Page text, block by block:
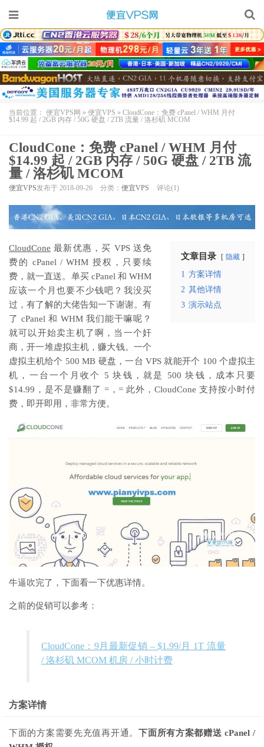
当前位置： 便宜VPS网 » 便宜VPS » CloudCone：免费 cPanel / WHM 月付
$14.99 起 / 2GB 内存 / 50G 硬盘 / 2TB 流量 / 洛杉矶 MCOM
CloudCone：免费 cPanel / WHM 月付
$14.99 起 / 2GB 内存 / 50G 硬盘 / 2TB 流
量 / 洛杉矶 MCOM
便宜VPS发布于 2018-09-26 分类： 便宜VPS 评论(1)
文章目录 隐藏
1 方案详情
2 其他详情
3 演示站点
CloudCone 最新优惠，买 VPS 送免
费的 cPanel / WHM 授权，只要续
费，就一直送。单买 cPanel 和 WHM
应该一个月也要不少钱吧？我没买
过，有了解的大佬告知一下谢谢。有
了 cPanel 和 WHM 我们能干嘛呢？
就可以开始卖主机了啊，当一个奸
商，开一堆虚拟主机，赚大钱。一个
虚拟主机给个 500 MB 硬盘，一台 VPS 就能开个 100 个虚拟主
机，一台一个月收个 5 块钱，就是 500 块钱，成本只要
$14.99，是不是赚翻了 =，= 此外，CloudCone 支持按小时付
费，即开即用，非常方便。
牛逼吹完了，下面看一下优惠详情。
之前的促销可以参考：
CloudCone：9月最新促销 – $1.99/月 1T 流量
/ 洛杉矶 MCOM 机房 / 小时计费
方案详情
下面的方案需要先充值再开通。下面所有方案都赠送 cPanel /